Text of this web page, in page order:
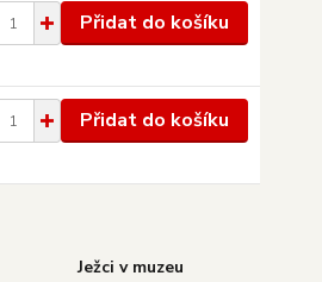
Přidat do košíku
Přidat do košíku
Ježci v muzeu